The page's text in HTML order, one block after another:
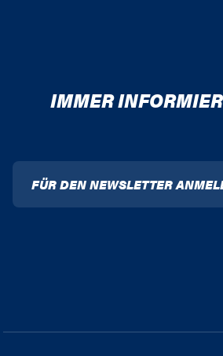
IMMER
FÜR DEN NEWSLETTER